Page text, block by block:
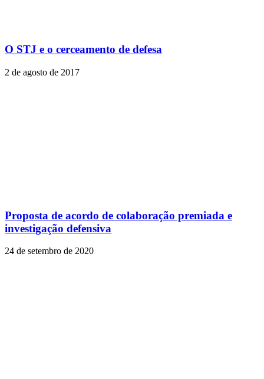
O STJ e o cerceamento de defesa
2 de agosto de 2017
Proposta de acordo de colaboração premiada e
investigação defensiva
24 de setembro de 2020